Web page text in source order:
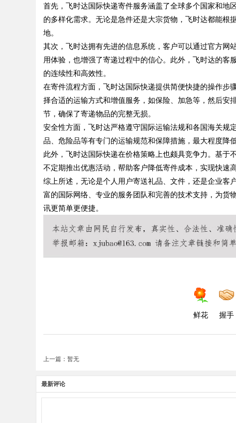
首先，飞时达国际快递寄件服务涵盖了全球多个国家和地
的多样化需求。无论是急件还是大宗货物，飞时达都能根
地。
其次，飞时达拥有先进的信息系统，客户可以通过官方网
用体验，也增强了寄递过程中的信心。此外，飞时达的
的连续性和高效性。
在寄件流程方面，飞时达国际快递提供简便快捷的操作步
择合适的运输方式和增值服务，如保险、加急等，然后安
节，确保了寄递物品的完整无损。
安全性方面，飞时达严格遵守国际运输法规和各国海关规
品、危险品等有专门的运输规范和保障措施，最大程度降
此外，飞时达国际快递在价格策略上也颇具竞争力。基
不定期推出优惠活动，帮助客户降低寄件成本，实现快速
综上所述，无论是个人用户寄送礼品、文件，还是企业客
富的国际网络、专业的服务团队和完善的技术支持，为货
讯更简单更便捷。
鲜花 握手
上一篇：暂无
最新评论